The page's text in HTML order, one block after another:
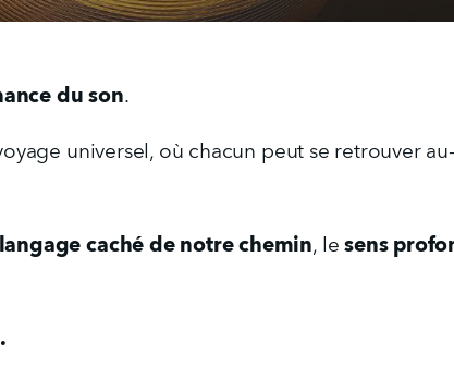
du son.
universel, où chacun peut se retrouver
langage caché de notre chemin, le sens